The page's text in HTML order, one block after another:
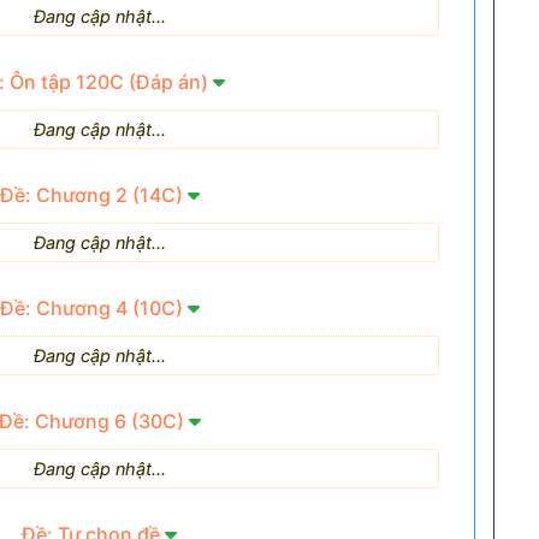
Đang cập nhật...
Ôn tập 120C (Đáp án)
Đang cập nhật...
Đề: Chương 2 (14C)
Đang cập nhật...
Đề: Chương 4 (10C)
Đang cập nhật...
Chương 6 (30C)
Đang cập nhật...
Đề: Tự chọn đề